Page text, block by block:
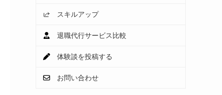
スキルアップ
退職代行サービス比較
体験談を投稿する
お問い合わせ